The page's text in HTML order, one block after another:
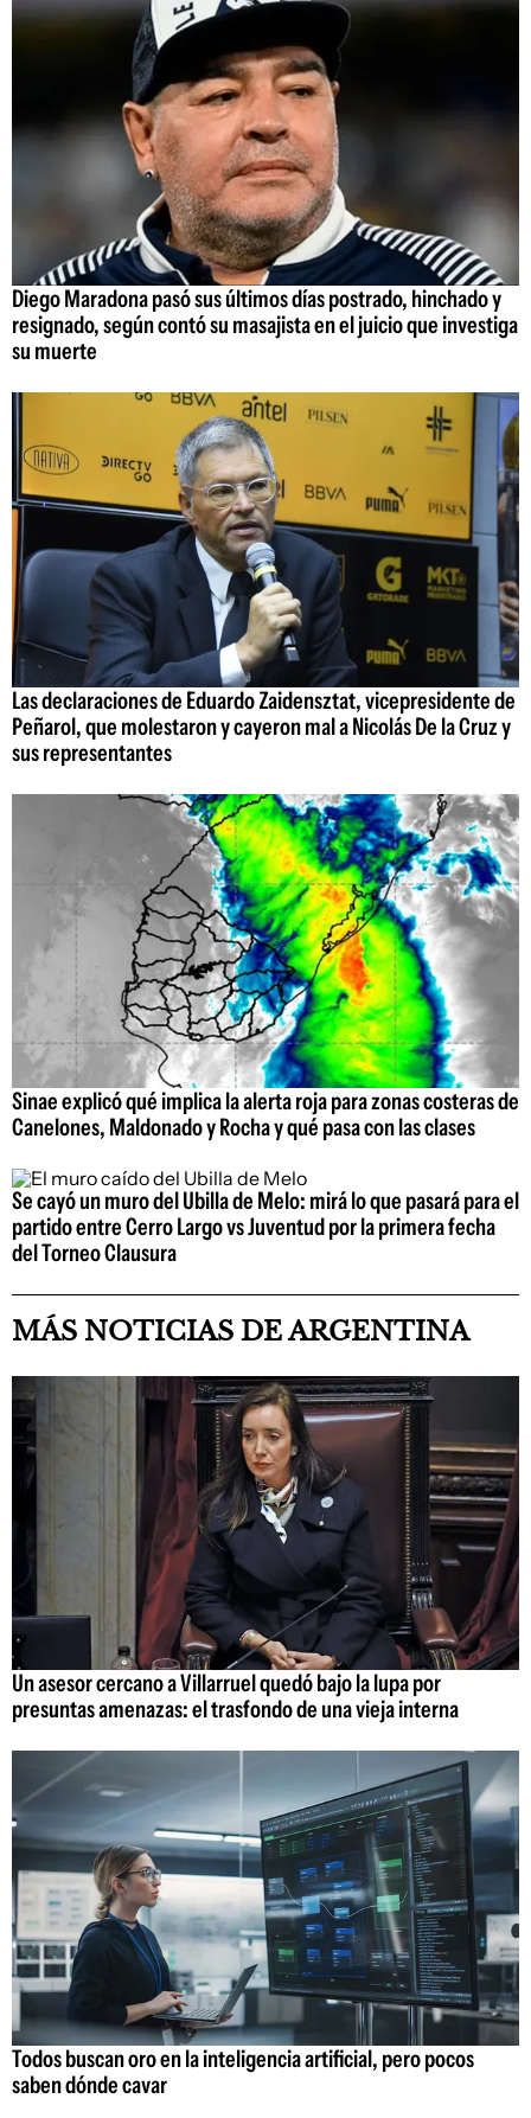
Diego Maradona pasó sus últimos días postrado, hinchado y
resignado, según contó su masajista en el juicio que investiga
su muerte
Las declaraciones de Eduardo Zaidensztat, vicepresidente de
Peñarol, que molestaron y cayeron mal a Nicolás De la Cruz y
sus representantes
Sinae explicó qué implica la alerta roja para zonas costeras de
Canelones, Maldonado y Rocha y qué pasa con las clases
Se cayó un muro del Ubilla de Melo: mirá lo que pasará para el
partido entre Cerro Largo vs Juventud por la primera fecha
del Torneo Clausura
MÁS NOTICIAS DE ARGENTINA
Un asesor cercano a Villarruel quedó bajo la lupa por
presuntas amenazas: el trasfondo de una vieja interna
Todos buscan oro en la inteligencia artificial, pero pocos
saben dónde cavar